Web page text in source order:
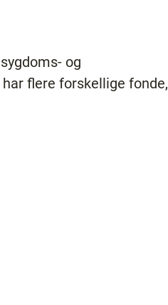
og
flere forskellige fonde,